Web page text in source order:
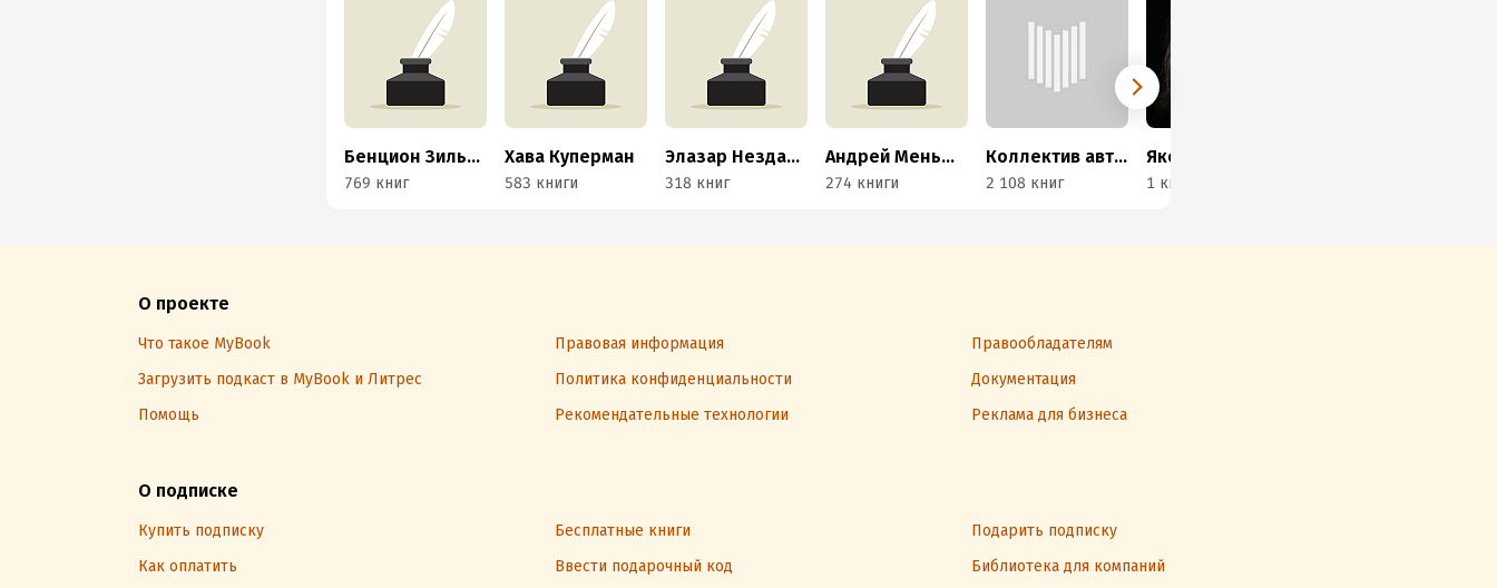
Бенцион Зильбер
769 книг
Хава Куперман
583 книги
Элазар Нездатный
318 книг
Андрей Меньшиков
274 книги
Коллектив авторов
2 108 книг
Яков Кротов
1 книга
О проекте
Что такое MyBook Правовая информация
Правообладателям
Загрузить подкаст в MyBook и Литрес
Политика конфиденциальности
Документация
Помощь
Рекомендательные технологии Реклама для бизнеса
О подписке
Купить подписку Бесплатные книги
Подарить подписку
Как оплатить
Ввести подарочный код Библиотека для компаний